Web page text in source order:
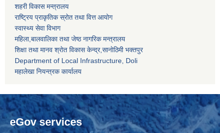
शहरी विकास मन्त्रालय
राष्ट्रिय प्राकृतिक स्रोत तथा वित्त आयोग
स्वास्थ्य सेवा विभाग
महिला,बालवालिका तथा जेष्ठ नागरिक मन्त्रालय
शिक्षा तथा मानव श्राेत विकास केन्द्र,सानाेठिमी भक्तपुर
Department of Local Infrastructure, Doli
महालेखा नियन्त्रक कार्यालय
eGov services